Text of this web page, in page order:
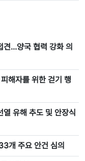
견…양국 협력 강화 의
해자를 위한 걷기 행
유해 추도 및 안장식
개 주요 안건 심의